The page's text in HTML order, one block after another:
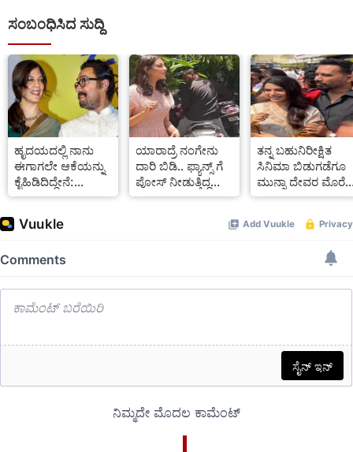
ಸಂಬಂಧಿಸಿದ ಸುದ್ದಿ
ಹೃದಯದಲ್ಲಿ ನಾನು
ಈಗಾಗಲೇ ಆಕೆಯನ್ನು
ಕೈಹಿಡಿದಿದ್ದೇನೆ:
ಅಮೀರ್‌ ಖಾನ್
ಯಾರಾದ್ರೆ ನಂಗೇನು
ದಾರಿ ಬಿಡಿ.. ಫ್ಯಾನ್ಸ್ ಗೆ
ಪೋಸ್ ನೀಡುತ್ತಿದ್ದ
ಕಾಜಲ್ ಅಗರ್ವಾಲ್ ಗೆ
ತನ್ನ ಬಹುನಿರೀಕ್ಷಿತ
ಸಿನಿಮಾ ಬಿಡುಗಡೆಗೂ
ಮುನ್ನಾ ದೇವರ ಮೊರೆ
ಹೋದ ಸಮಂತಾ, ಪತಿ